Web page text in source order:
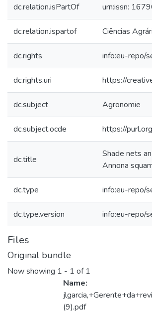
dc.relation.isPartOf urn:issn:
dc.relation.ispartof Ciências
dc.rights info:eu-repo/
dc.rights.uri https://
dc.subject Agronomie
dc.subject.ocde https://
dc.title
Shade nets
Annona
dc.type info:eu-repo/
dc.type.version info:eu-repo/
Files
Original bundle
Now showing 1 - 1 of 1
Name:
(9).pdf